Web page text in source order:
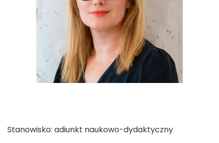
Stanowisko: adiunkt naukowo-dydaktyczny